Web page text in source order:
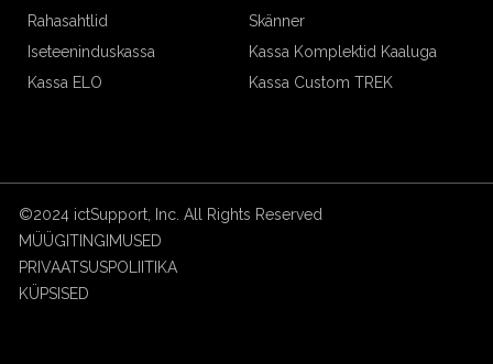
Rahasahtlid
Skänner
Iseteeninduskassa
Kassa Komplektid Kaaluga
Kassa ELO
Kassa Custom TREK
©2024 ictSupport, Inc. All Rights Reserved
MÜÜGITINGIMUSED
PRIVAATSUSPOLIITIKA
KÜPSISED